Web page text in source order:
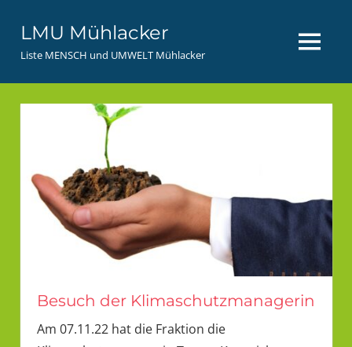
Inhalt
springen
LMU Mühlacker
Liste MENSCH und UMWELT Mühlacker MENÜ
Besuch der Klimaschutzmanagerin
Am 07.11.22 hat die Fraktion die